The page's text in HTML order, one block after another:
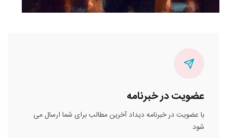
عضویت در خبرنامه
با عضویت در خبرنامه دیداد آخرین مطالب برای شما ارسال می
شود